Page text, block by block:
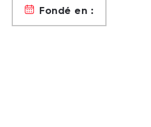
Fondé en :